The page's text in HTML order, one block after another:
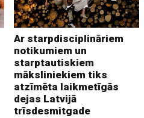
Ar starpdisciplināriem
notikumiem un
starptautiskiem
māksliniekiem tiks
atzīmēta laikmetīgās
dejas Latvijā
trīsdesmitgade